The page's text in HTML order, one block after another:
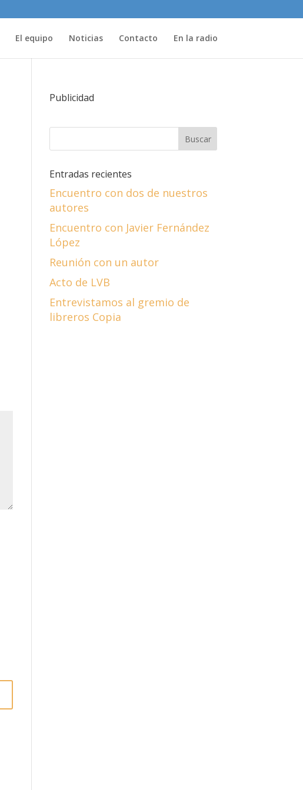
El equipo Noticias Contacto En la radio
Publicidad
Entradas recientes
Encuentro con dos de nuestros
autores
Encuentro con Javier Fernández
López
Reunión con un autor
Acto de LVB
Entrevistamos al gremio de
libreros Copia